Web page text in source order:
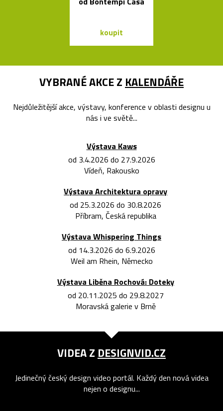
koupit
VYBRANÉ AKCE Z KALENDÁŘE
Nejdůležitější akce, výstavy, konference v oblasti designu u
nás i ve světě...
Výstava Kaws
od 3.4.2026 do 27.9.2026
Vídeň, Rakousko
Výstava Architektura opravy
od 25.3.2026 do 30.8.2026
Příbram, Česká republika
Výstava Whispering Things
od 14.3.2026 do 6.9.2026
Weil am Rhein, Německo
Výstava Liběna Rochová: Doteky
od 20.11.2025 do 29.8.2027
Moravská galerie v Brně
VIDEA Z DESIGNVID.CZ
Jedinečný český design video portál. Každý den nová videa
nejen o designu...